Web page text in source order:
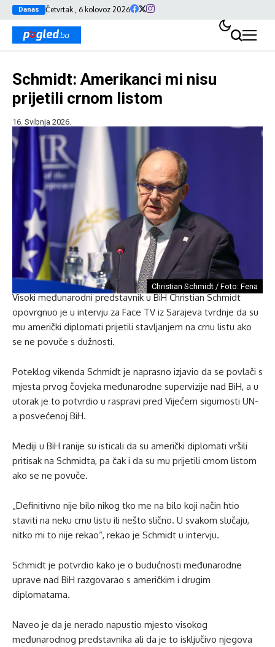
Danas Četvrtak , 6 kolovoz 2026
Schmidt: Amerikanci mi nisu
prijetili crnom listom
16. Svibnja 2026.
Christian Schmidt / Foto: Fena
Visoki međunarodni predstavnik u BiH Christian Schmidt
opovrgnuo je u intervju za Face TV iz Sarajeva tvrdnje da su
mu američki diplomati prijetili stavljanjem na crnu listu ako
se ne povuče s dužnosti.
Poteklog vikenda Schmidt je naprasno izjavio da se povlači s
mjesta prvog čovjeka međunarodne supervizije nad BiH, a u
utorak je to potvrdio u raspravi pred Vijećem sigurnosti UN-
a posvećenoj BiH.
Mediji u BiH ranije su isticali da su američki diplomati vršili
pritisak na Schmidta, pa čak i da su mu prijetili crnom listom
ako se ne povuče.
„Definitivno nije bilo nikog tko me na bilo koji način htio
staviti na neku crnu listu ili nešto slično. U svakom slučaju,
nitko mi to nije rekao“, rekao je Schmidt u intervju.
Schmidt je potvrdio kako je o budućnosti međunarodne
uprave nad BiH razgovarao s američkim i drugim
diplomatama.
Naveo je da je nerado napustio mjesto visokog
međunarodnog predstavnika ali da je to isključivo njegova